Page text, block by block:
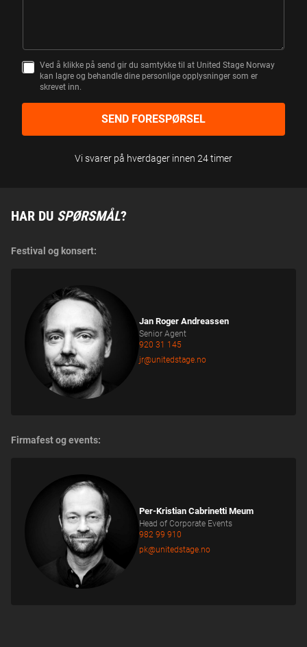
K
Ved å klikke på send gir du samtykke til at United Stage Norway
kan lagre og behandle dine personlige opplysninger som er
skrevet inn.
SEND FORESPØRSEL
Vi svarer på hverdager innen 24 timer
HAR DU SPØRSMÅL?
Festival og konsert:
Jan Roger Andreassen
Senior Agent
920 31 145‬
jr@unitedstage.no
Firmafest og events:
Per-Kristian Cabrinetti Meum
Head of Corporate Events
982 99 910
pk@unitedstage.no